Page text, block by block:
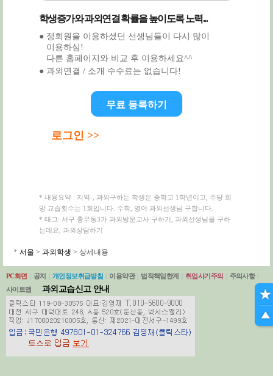
학생증가와 과외연결 확률을 높이도록 노력...
● 정회원을 이용하셨던 선생님들이 다시 많이
이용하심!
다른 홈페이지와 비교 후 이용하세요^^
● 과외연결 / 소개 수수료는 없습니다!
무료 등록하기
로그인 >>
* 내용요약 : 지역-, 과외구하는 학생은 중학교 1학년이고, 주당 희
망 교습횟수는 1회입니다. 수학, 영어 과외선생님 구합니다.
* 태그: 서구 충무동3가 과외방문교사 구하기, 과외선생님을 구하
는데요, 과외상담하기
서울 > 과외학생 > 상세내용
PC화면 공지 개인정보취급방침 이용약관 법적책임한계 취업사기주의 주의사항
사이트맵
과외교습신고 안내